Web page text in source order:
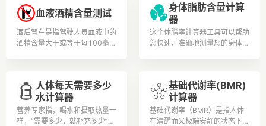
根据测试结果安排更加合理的膳
食营养和锻炼。健康人生从此开
始。
血液酒精含量测试
酒后驾车是指驾驶人员血液中的
酒精含量大于或等于每100毫升
饮酒后驾驶机动车的，处200元
以上、500元以下罚款，并暂扣
1个月以上、3个月以下机动车
驾驶证。 全国交警统一标准：
身体脂肪含量计算
器
这个体脂率计算器工具可以帮助
您快速、准确地测量您的身体脂
人体每天需要多少
水计算器
营养专家指，喝水和摄取热量一
样，“需要多少，就补充多少”，
基础代谢率(BMR)
计算器
基础代谢率（BMR）是指人体
在清醒而又极端安静的状态下，